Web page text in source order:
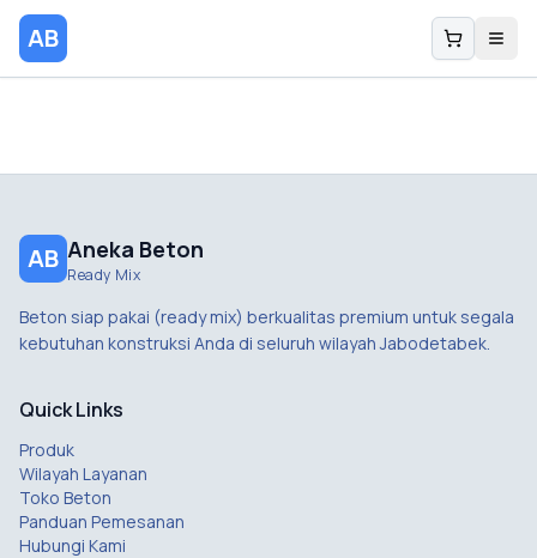
AB
AB Aneka Beton
Ready Mix
Beton siap pakai (ready mix) berkualitas premium untuk segala
kebutuhan konstruksi Anda di seluruh wilayah Jabodetabek.
Quick Links
Produk
Wilayah Layanan
Toko Beton
Panduan Pemesanan
Hubungi Kami